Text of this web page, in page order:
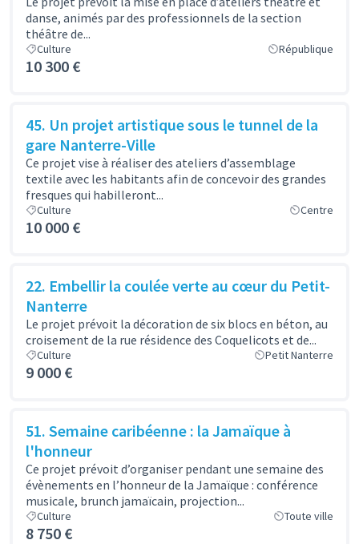
danse, animés par des professionnels de la section
théâtre de...
Culture République
10 300 €
45. Un projet artistique sous le tunnel de la
gare Nanterre-Ville
Ce projet vise à réaliser des ateliers d’assemblage
textile avec les habitants afin de concevoir des grandes
fresques qui habilleront...
Culture Centre
10 000 €
22. Embellir la coulée verte au cœur du Petit-
Nanterre
Le projet prévoit la décoration de six blocs en béton, au
croisement de la rue résidence des Coquelicots et de...
Culture Petit Nanterre
9 000 €
51. Semaine caribéenne : la Jamaïque à
l'honneur
Ce projet prévoit d’organiser pendant une semaine des
évènements en l’honneur de la Jamaïque : conférence
musicale, brunch jamaïcain, projection...
Culture Toute ville
8 750 €